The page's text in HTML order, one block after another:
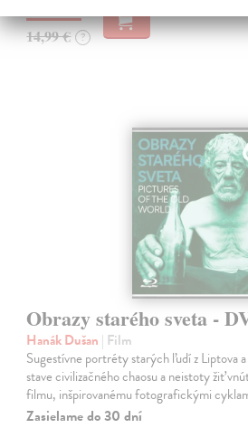
14,99 € ?
Obrazy starého sveta -
Hanák Dušan | Film
Sugestívne portréty starých ľudí z Liptova
stave civilizačného chaosu a neistoty žiť
filmu, inšpirovanému fotografickými
Zasielame do 30 dní